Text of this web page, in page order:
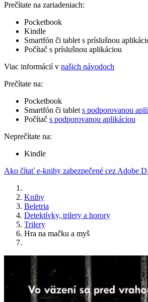
Prečítate na zariadeniach:
Pocketbook
Kindle
Smartfón či tablet s príslušnou
Počítač s príslušnou aplikáciou
Viac informácií v našich návodoch
Prečítate na:
Pocketbook
Smartfón či tablet s podporovanou
Počítač s podporovanou aplikáciou
Neprečítate na:
Kindle
Ako čítať e-knihy zabezpečené cez Adobe
Knihy
Beletria
Detektívky, trilery a horory
Trilery
Hra na mačku a myš